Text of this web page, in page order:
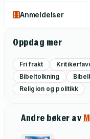
Anmeldelser
Oppdag mer
Fri frakt
Bibeltolkning
Religion og politikk
Andre bøker av